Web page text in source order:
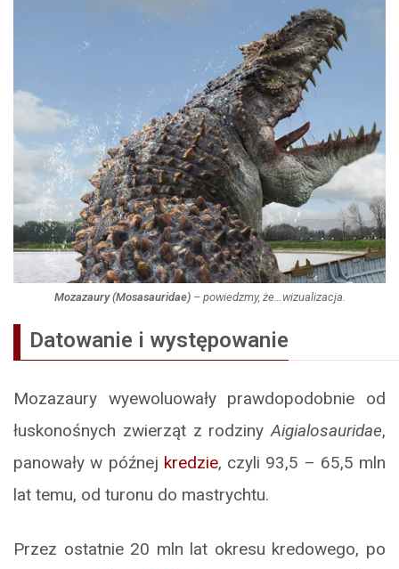
Mozazaury (Mosasauridae)– powiedzmy, że…wizualizacja.
Datowanie i występowanie
Mozazaury wyewoluowały prawdopodobnie od
łuskonośnych zwierząt z rodziny Aigialosauridae,
panowały w późnej kredzie, czyli 93,5 – 65,5 mln
lat temu, od turonu do mastrychtu.
Przez ostatnie 20 mln lat okresu kredowego, po